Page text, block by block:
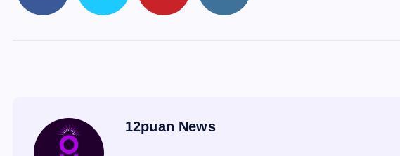
12puan News